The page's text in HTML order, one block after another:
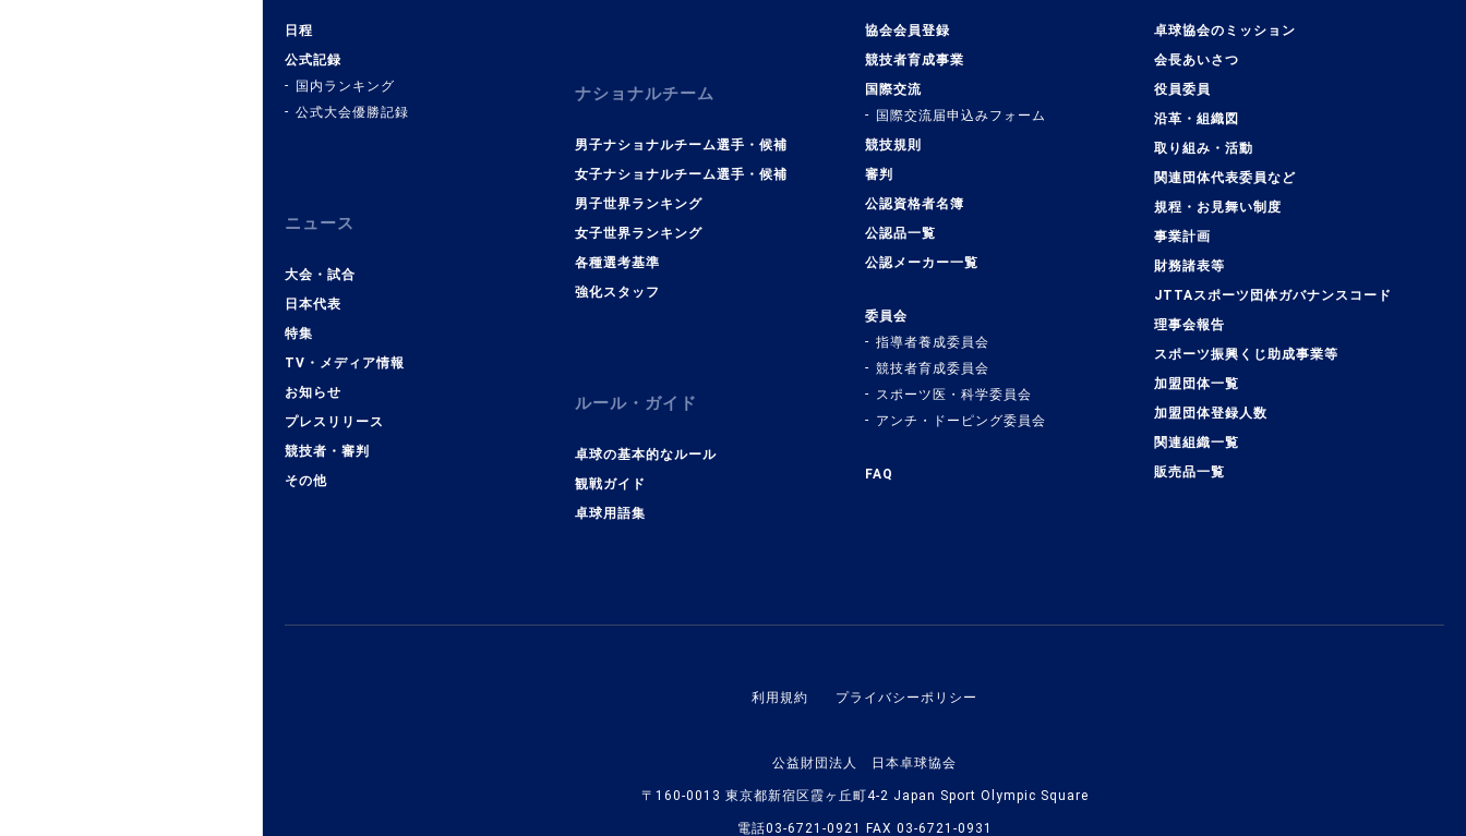
日程
公式記録
国内ランキング
公式大会優勝記録
ニュース
大会・試合
日本代表
特集
TV・メディア情報
お知らせ
プレスリリース
競技者・審判
その他
ナショナルチーム
男子ナショナルチーム選手・候補
女子ナショナルチーム選手・候補
男子世界ランキング
女子世界ランキング
各種選考基準
強化スタッフ
ルール・ガイド
卓球の基本的なルール
観戦ガイド
卓球用語集
協会会員登録
競技者育成事業
国際交流
国際交流届申込みフォーム
競技規則
審判
公認資格者名簿
公認品一覧
公認メーカー一覧
委員会
指導者養成委員会
競技者育成委員会
スポーツ医・科学委員会
アンチ・ドーピング委員会
FAQ
卓球協会のミッション
会長あいさつ
役員委員
沿革・組織図
取り組み・活動
関連団体代表委員など
規程・お見舞い制度
事業計画
財務諸表等
JTTAスポーツ団体ガバナンスコード
理事会報告
スポーツ振興くじ助成事業等
加盟団体一覧
加盟団体登録人数
関連組織一覧
販売品一覧
利用規約 プライバシーポリシー
公益財団法人 日本卓球協会
〒160-0013 東京都新宿区霞ヶ丘町4-2 Japan Sport Olympic Square
電話03-6721-0921 FAX 03-6721-0931